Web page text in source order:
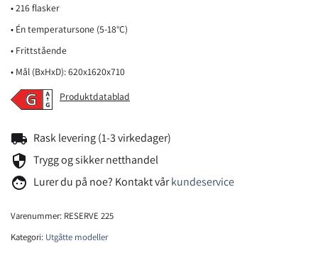
• 216 flasker
• Én temperatursone (5-18°C)
• Frittstående
• Mål (BxHxD): 620x1620x710
Produktdatablad
local_shipping Rask levering (1-3 virkedager)
security Trygg og sikker netthandel
face Lurer du på noe? Kontakt vårkundeservice
Varenummer: RESERVE 225
Kategori: Utgåtte modeller